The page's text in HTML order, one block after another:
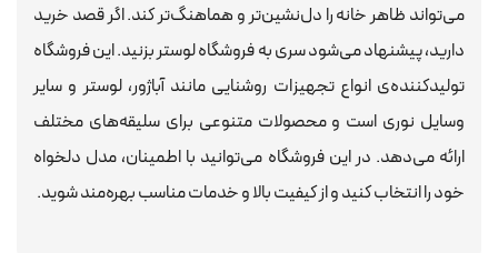
می‌تواند ظاهر خانه را دل‌نشین‌تر و هماهنگ‌تر کند. اگر قصد خرید
دارید، پیشنهاد می‌شود سری به فروشگاه لوستر بزنید. این فروشگاه
تولیدکننده‌ی انواع تجهیزات روشنایی مانند آباژور، لوستر و سایر
وسایل نوری است و محصولات متنوعی برای سلیقه‌های مختلف
ارائه می‌دهد. در این فروشگاه می‌توانید با اطمینان، مدل دلخواه
خود را انتخاب کنید و از کیفیت بالا و خدمات مناسب بهره‌مند شوید.